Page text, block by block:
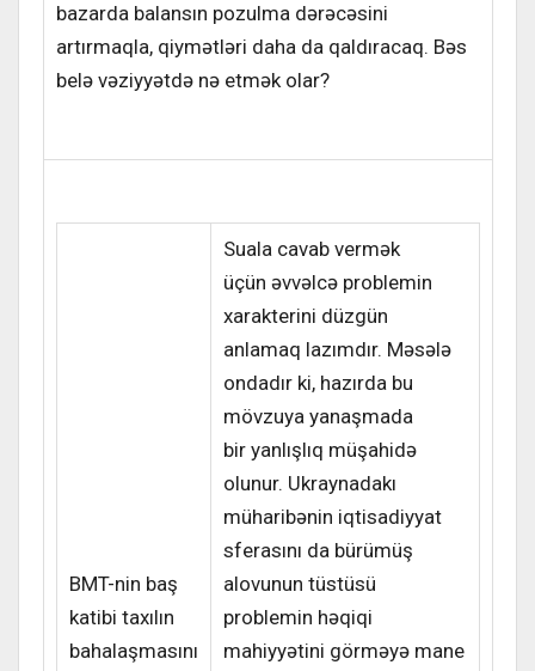
bazarda balansın pozulma dərəcəsini
artırmaqla, qiymətləri daha da qaldıracaq. Bəs
belə vəziyyətdə nə etmək olar?
BMT-nin baş
katibi taxılın
bahalaşmasını
Suala cavab vermək
üçün əvvəlcə problemin
xarakterini düzgün
anlamaq lazımdır. Məsələ
ondadır ki, hazırda bu
mövzuya yanaşmada
bir yanlışlıq müşahidə
olunur. Ukraynadakı
müharibənin iqtisadiyyat
sferasını da bürümüş
alovunun tüstüsü
problemin həqiqi
mahiyyətini görməyə mane